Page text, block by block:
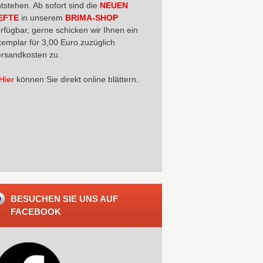
Ab sofort sind die NEUEN
in unserem BRIMA-SHOP
gerne schicken wir Ihnen ein
für 3,00 Euro zuzüglich
zu.
können Sie direkt online blättern.
BESUCHEN SIE UNS AUF
FACEBOOK